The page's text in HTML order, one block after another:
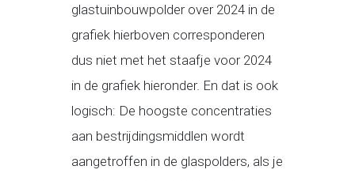
glastuinbouwpolder over 2024 in de
grafiek hierboven corresponderen
dus niet met het staafje voor 2024
in de grafiek hieronder. En dat is ook
logisch: De hoogste concentraties
aan bestrijdingsmiddlen wordt
aangetroffen in de glaspolders, als je